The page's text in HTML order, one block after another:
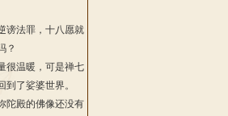
谤法罪，十八愿就
？
很温暖，可是禅七
到了娑婆世界。
陀殿的佛像还没有